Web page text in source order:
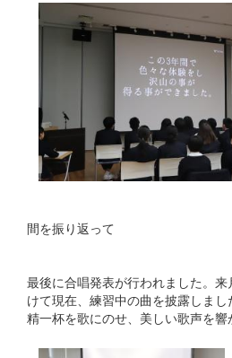
中学３年生
間を振り返って
最後に合唱発表が行われました。来
けて現在、練習中の曲を披露しま
精一杯を歌にのせ、美しい歌声を響